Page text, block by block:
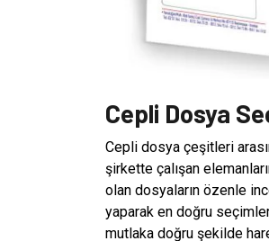
Cepli Dosya
Cepli dosya çeşitleri
şirkette çalışan
olan dosyaların özenle
yaparak en doğru
mutlaka doğru şekilde